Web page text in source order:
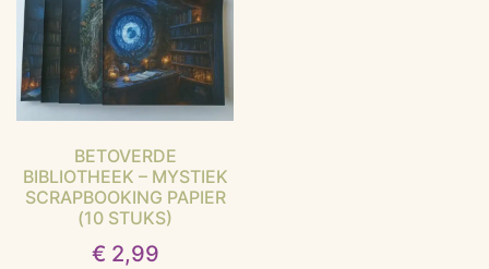
BETOVERDE
BIBLIOTHEEK – MYSTIEK
SCRAPBOOKING PAPIER
(10 STUKS)
€ 2,99